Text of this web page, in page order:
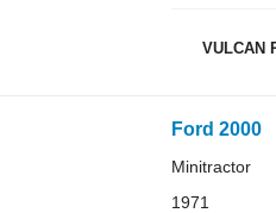
VULCAN
Ford 2000
Minitractor
1971